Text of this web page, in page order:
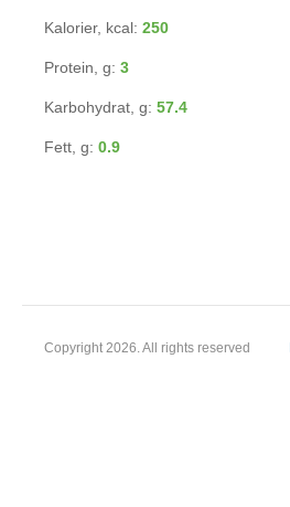
Kalorier, kcal: 250
Protein, g: 3
Karbohydrat, g: 57.4
Fett, g: 0.9
Copyright 2026. All rights reserved